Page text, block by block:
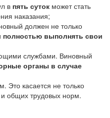
в пять суток может стать
наказания;
должен не только
полностью выполнять свои
службами. Виновный
органы в случае
Это касается не только
и общих трудовых норм.